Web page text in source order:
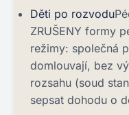
Děti po rozvodu
ZRUŠENY formy
režimy: společná
domlouvají, bez
rozsahu (soud
sepsat dohodu o